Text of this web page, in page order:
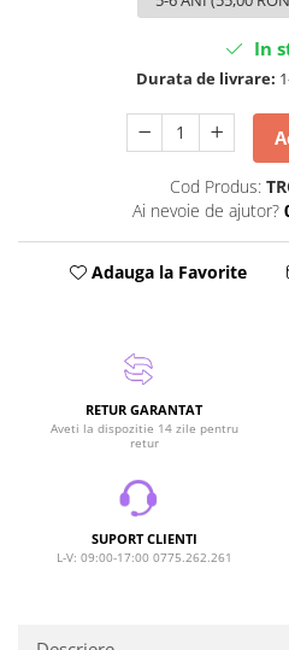
In
Durata de livrare:
Cod Produs:
Ai nevoie de ajutor?
Adauga la Favorite
RETUR GARANTAT
Aveti la dispozitie 14 zile pentru
retur
SUPORT CLIENTI
L-V: 09:00-17:00 0775.262.261